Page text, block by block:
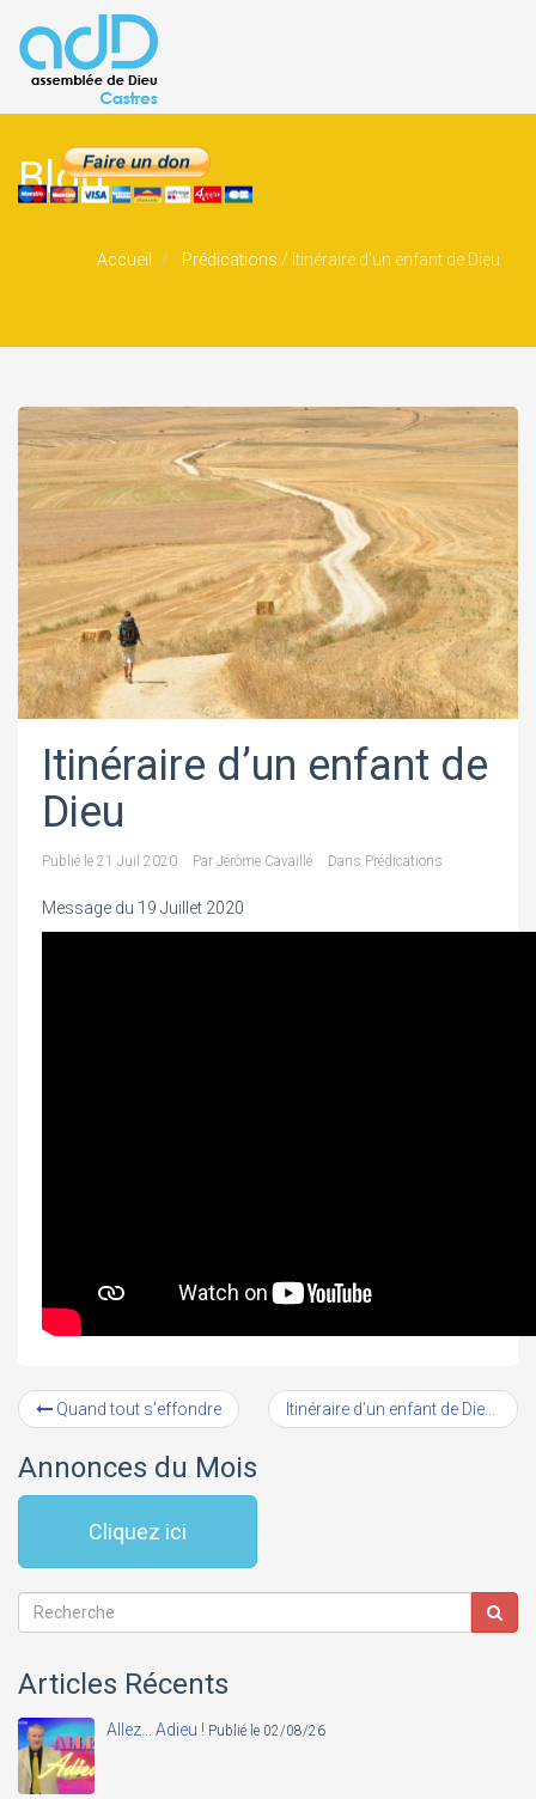
Blog
Accueil Prédications / Itinéraire d’un enfant de Dieu
Itinéraire d’un enfant de
Dieu
Publié le 21 Juil 2020 Par Jérôme Cavaillé Dans Prédications
Message du 19 Juillet 2020
Quand tout s’effondre Itinéraire d’un enfant de Dieu (2)
Annonces du Mois
Cliquez ici
Articles Récents
Allez... Adieu ! Publié le 02/08/26